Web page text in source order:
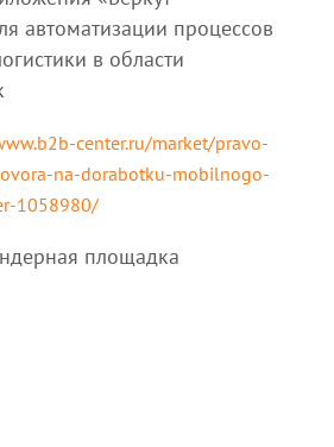
автоматизации процессов
в области
center.ru/market/pravo-
na-dorabotku-mobilnogo-
1058980/
площадка